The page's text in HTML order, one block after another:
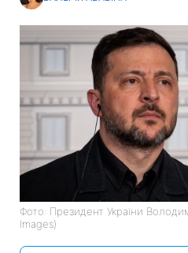
Фото: Президент України
Images)